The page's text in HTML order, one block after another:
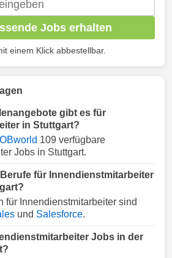
Jobs erhalten
einem Klick abbestellbar.
gibt es für
in Stuttgart?
109 verfügbare
Jobs in Stuttgart.
für Innendienstmitarbeiter
für Innendienstmitarbeiter sind
und Salesforce.
Jobs in der